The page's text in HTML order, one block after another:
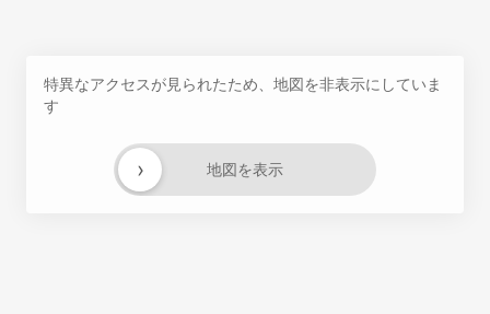
特異なアクセスが見られたため、地図を非表示にしていま
す
地図を表示
›